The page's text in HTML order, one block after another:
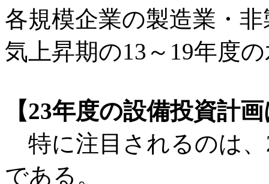
各規模企業の製造業・
気上昇期の13～19年度
【23年度の設備投資計
特に注目されるのは、
である。